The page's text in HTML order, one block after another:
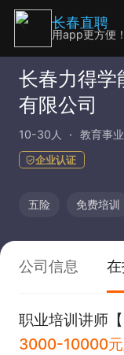
长春力得学
有限公司
10-30人 教育事业
企业认证
五险 免费培训
公司信息 在
职业培训讲师
3000-10000元
长春直聘
用app更方便！